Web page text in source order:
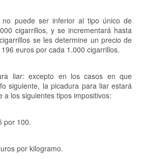
no puede ser inferior al tipo único de
cigarrillos, y se incrementará hasta
se les determine un precio de
euros por cada 1.000 cigarrillos.
liar: excepto en los casos en que
siguiente, la picadura para liar estará
a los siguientes tipos impositivos:
por 100.
por kilogramo.